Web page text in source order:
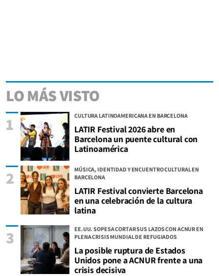
LO MÁS VISTO
CULTURA LATINOAMERICANA EN BARCELONA
LATIR Festival 2026 abre en
Barcelona un puente cultural con
Latinoamérica
1
MÚSICA, IDENTIDAD Y ENCUENTRO CULTURAL EN
BARCELONA
LATIR Festival convierte Barcelona
en una celebración de la cultura
latina
2
EE.UU. SOPESA CORTAR SUS LAZOS CON ACNUR EN
PLENA CRISIS MUNDIAL DE REFUGIADOS
La posible ruptura de Estados
Unidos pone a ACNUR frente a una
crisis decisiva
3